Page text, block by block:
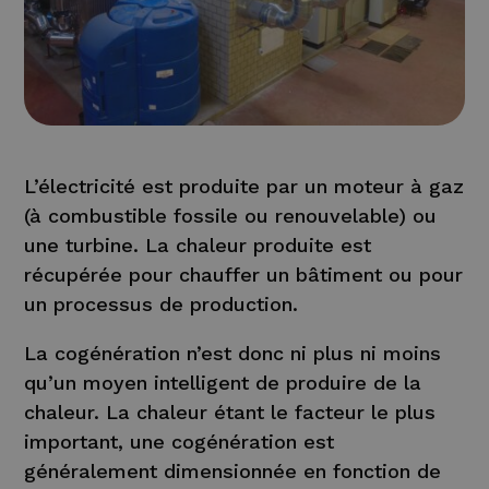
L’électricité est produite par un moteur à gaz
(à combustible fossile ou renouvelable) ou
une turbine. La chaleur produite est
récupérée pour chauffer un bâtiment ou pour
un processus de production.
La cogénération n’est donc ni plus ni moins
qu’un moyen intelligent de produire de la
chaleur. La chaleur étant le facteur le plus
important, une cogénération est
généralement dimensionnée en fonction de